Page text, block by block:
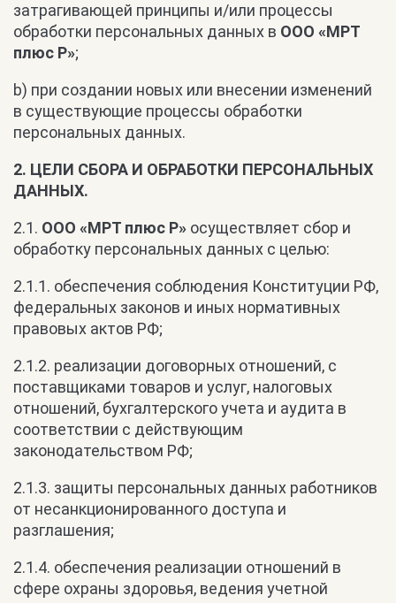
затрагивающей принципы и/или процессы
обработки персональных данных в ООО «МРТ
плюс Р»;
b) при создании новых или внесении изменений
в существующие процессы обработки
персональных данных.
2. ЦЕЛИ СБОРА И ОБРАБОТКИ ПЕРСОНАЛЬНЫХ
ДАННЫХ.
2.1. ООО «МРТ плюс Р» осуществляет сбор и
обработку персональных данных с целью:
2.1.1. обеспечения соблюдения Конституции РФ,
федеральных законов и иных нормативных
правовых актов РФ;
2.1.2. реализации договорных отношений, с
поставщиками товаров и услуг, налоговых
отношений, бухгалтерского учета и аудита в
соответствии с действующим
законодательством РФ;
2.1.3. защиты персональных данных работников
от несанкционированного доступа и
разглашения;
2.1.4. обеспечения реализации отношений в
сфере охраны здоровья, ведения учетной